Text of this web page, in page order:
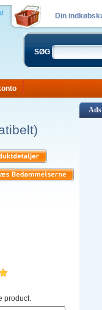
Din
SØG
product.
Ads